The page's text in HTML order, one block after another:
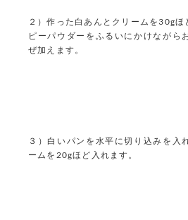
２）作った白あんとクリームを30gほ
ピーパウダーをふるいにかけながら
ぜ加えます。
３）白いパンを水平に切り込みを入
ームを20gほど入れます。